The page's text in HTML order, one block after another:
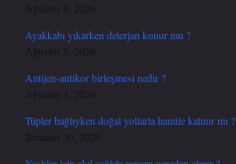
Ağustos 6, 2026
Ayakkabı yıkarken deterjan konur mu ?
Ağustos 5, 2026
Antijen-antikor birleşmesi nedir ?
Ağustos 4, 2026
Tüpler bağlıyken doğal yollarla hamile kalınır mı ?
Temmuz 30, 2026